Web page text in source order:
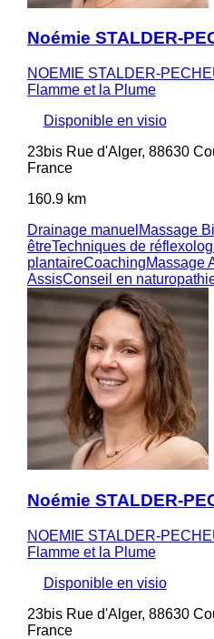
Noémie STALDER-
NOEMIE STALDER-
Flamme et la Plume
Disponible en visio
23bis Rue d'Alger, 88630
France
160.9 km
Drainage manuel Massage
êtreTechniques de
plantaireCoachingMassage
AssisConseil en
Noémie STALDER-
NOEMIE STALDER-
Flamme et la Plume
Disponible en visio
23bis Rue d'Alger, 88630
France